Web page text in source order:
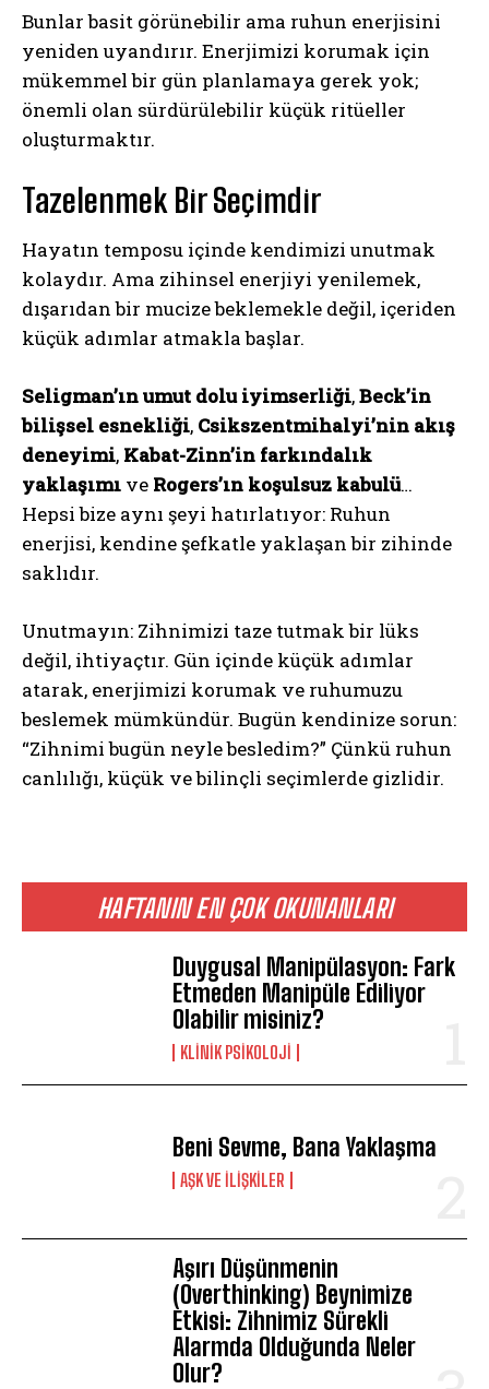
ABONE OL
HAFTANIN EN ÇOK OKUNANLARI
Duygusal Manipülasyon: Fark
Etmeden Manipüle Ediliyor
Olabilir misiniz?
KLINIK PSIKOLOJI
Beni Sevme, Bana Yaklaşma
AŞK VE İLIŞKILER
Aşırı Düşünmenin
(Overthinking) Beynimize
Etkisi: Zihnimiz Sürekli
Alarmda Olduğunda Neler
Olur?
Bunlar basit görünebilir ama ruhun enerjisini
yeniden uyandırır. Enerjimizi korumak için
mükemmel bir gün planlamaya gerek yok;
önemli olan sürdürülebilir küçük ritüeller
oluşturmaktır.
Tazelenmek Bir Seçimdir
Hayatın temposu içinde kendimizi unutmak
kolaydır. Ama zihinsel enerjiyi yenilemek,
dışarıdan bir mucize beklemekle değil, içeriden
küçük adımlar atmakla başlar.
Seligman’ın umut dolu iyimserliği,Beck’in
bilişsel esnekliği, Csikszentmihalyi’nin akış
deneyimi, Kabat-Zinn’in farkındalık
yaklaşımı ve Rogers’ın koşulsuz kabulü…
Hepsi bize aynı şeyi hatırlatıyor: Ruhun
enerjisi, kendine şefkatle yaklaşan bir zihinde
saklıdır.
Unutmayın: Zihnimizi taze tutmak bir lüks
değil, ihtiyaçtır. Gün içinde küçük adımlar
atarak, enerjimizi korumak ve ruhumuzu
beslemek mümkündür. Bugün kendinize sorun:
“Zihnimi bugün neyle besledim?” Çünkü ruhun
canlılığı, küçük ve bilinçli seçimlerde gizlidir.